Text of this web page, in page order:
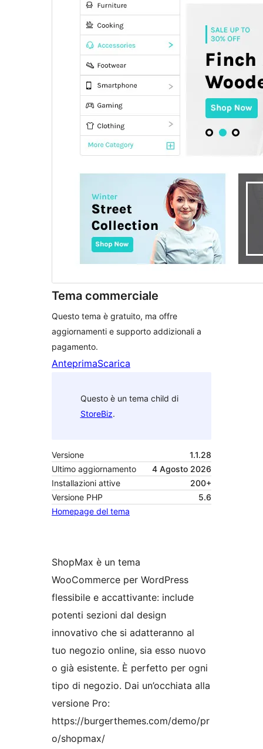
Tema commerciale
Questo tema è gratuito, ma offre
aggiornamenti e supporto addizionali a
pagamento.
AnteprimaScarica
Questo è un tema child di
StoreBiz.
Versione
1.1.28
Ultimo aggiornamento
4 Agosto 2026
Installazioni attive
200+
Versione PHP
5.6
Homepage del tema
ShopMax è un tema
WooCommerce per WordPress
flessibile e accattivante: include
potenti sezioni dal design
innovativo che si adatteranno al
tuo negozio online, sia esso nuovo
o già esistente. È perfetto per ogni
tipo di negozio. Dai un’occhiata alla
versione Pro:
https://burgerthemes.com/demo/pr
o/shopmax/